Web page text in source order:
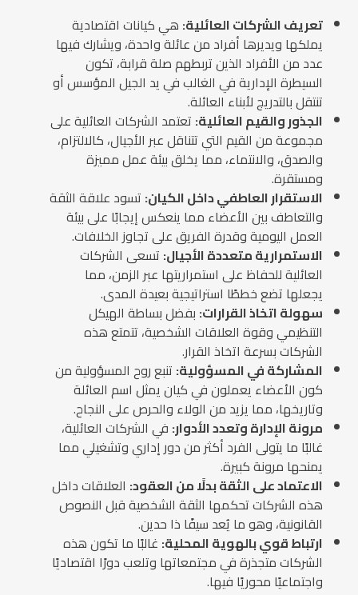
تعريف الشركات العائلية: هي كيانات اقتصادية
يملكها ويديرها أفراد من عائلة واحدة، ويشارك فيها
عدد من الأفراد الذين تربطهم صلة قرابة، تكون
السيطرة الإدارية في الغالب في يد الجيل المؤسس أو
تنتقل بالتدريج لأبناء العائلة.
الجذور والقيم العائلية: تعتمد الشركات العائلية على
مجموعة من القيم التي تتناقل عبر الأجيال، كالالتزام،
والصدق، والانتماء، مما يخلق بيئة عمل مميزة
ومستقرة.
الاستقرار العاطفي داخل الكيان: تسود علاقة الثقة
والتعاطف بين الأعضاء مما ينعكس إيجابًا على بيئة
العمل اليومية وقدرة الفريق على تجاوز الخلافات.
الاستمرارية متعددة الأجيال: تسعى الشركات
العائلية للحفاظ على استمراريتها عبر الزمن، مما
يجعلها تضع خططًا استراتيجية بعيدة المدى.
سهولة اتخاذ القرارات: بفضل بساطة الهيكل
التنظيمي وقوة العلاقات الشخصية، تتمتع هذه
الشركات بسرعة اتخاذ القرار.
المشاركة في المسؤولية: تنبع روح المسؤولية من
كون الأعضاء يعملون في كيان يمثل اسم العائلة
وتاريخها، مما يزيد من الولاء والحرص على النجاح.
مرونة الإدارة وتعدد الأدوار: في الشركات العائلية،
غالبًا ما يتولى الفرد أكثر من دور إداري وتشغيلي مما
يمنحها مرونة كبيرة.
الاعتماد على الثقة بدلًا من العقود: العلاقات داخل
هذه الشركات تحكمها الثقة الشخصية قبل النصوص
القانونية، وهو ما يُعد سيفًا ذا حدين.
ارتباط قوي بالهوية المحلية: غالبًا ما تكون هذه
الشركات متجذرة في مجتمعاتها وتلعب دورًا اقتصاديًا
واجتماعيًا محوريًا فيها.